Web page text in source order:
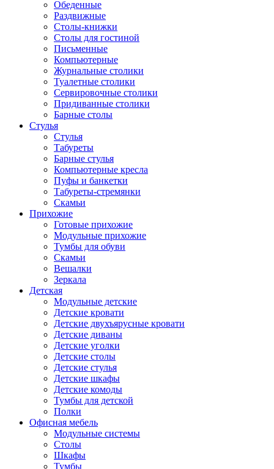
Обеденные
Раздвижные
Столы-книжки
Столы для гостиной
Письменные
Компьютерные
Журнальные столики
Туалетные столики
Сервировочные столики
Придиванные столики
Барные столы
Стулья
Стулья
Табуреты
Барные стулья
Компьютерные кресла
Пуфы и банкетки
Табуреты-стремянки
Скамьи
Прихожие
Готовые прихожие
Модульные прихожие
Тумбы для обуви
Скамьи
Вешалки
Зеркала
Детская
Модульные детские
Детские кровати
Детские двухъярусные кровати
Детские диваны
Детские уголки
Детские столы
Детские стулья
Детские шкафы
Детские комоды
Тумбы для детской
Полки
Офисная мебель
Модульные системы
Столы
Шкафы
Тумбы